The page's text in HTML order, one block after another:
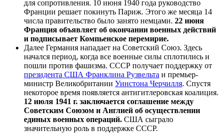
для сопротивления. 10 июня 1940 года руководство
Франции решает покинуть Париж. Этого же месяца 14
числа правительство было занято немцами. 22 июня
Франция объявляет об окончании военных действий
и подписывает Компьенское перемирие.
Далее Германия нападает на Советский Союз. Здесь
начался период, когда все военные силы сплотились и
пошли против фашизма. СССР получает поддержку от
президента США Франклина Рузвельта и премьер-
министр Великобритании Уинстона Черчилля. Спустя
некоторое время появляется антигитлеровская коалиция.
12 июля 1941 г. заключается соглашение между
Советским Союзом и Англией об осуществлении
единых военных операций. США сыграло
значительную роль в поддержке СССР.